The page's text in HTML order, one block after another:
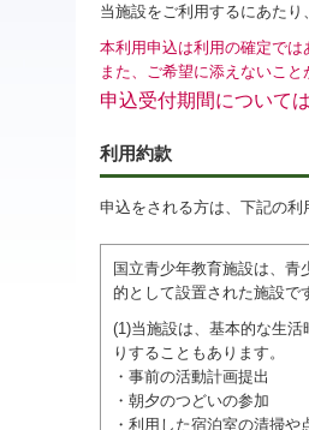
当施設をご利用するにあたり
本利用申込は利用の確定では
また、ご希望に添えないこと
申込受付期間について
利用約款
申込をされる方は、下記の利
国立青少年教育施設は、
的として設置された施設で
(1)当施設は、基本的な生
りすることもあります。
・事前の活動計画提出
・朝夕のつどいの参加
・利用した宿泊室の清掃や